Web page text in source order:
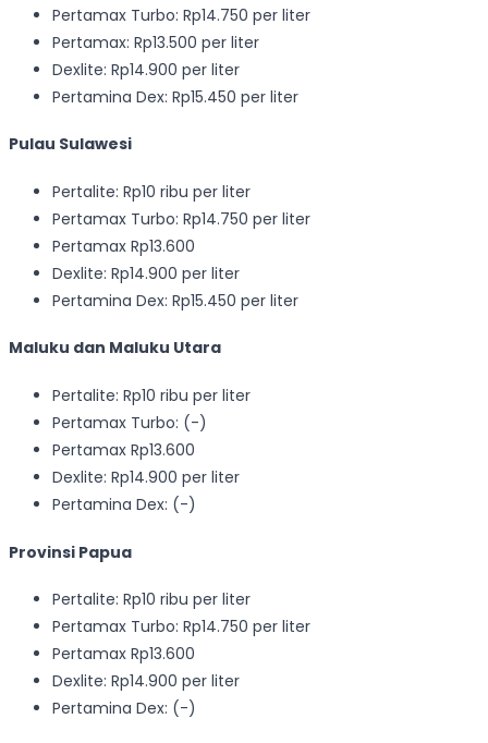
Pertamax Turbo: Rp14.750 per liter
Pertamax: Rp13.500 per liter
Dexlite: Rp14.900 per liter
Pertamina Dex: Rp15.450 per liter
Pulau Sulawesi
Pertalite: Rp10 ribu per liter
Pertamax Turbo: Rp14.750 per liter
Pertamax Rp13.600
Dexlite: Rp14.900 per liter
Pertamina Dex: Rp15.450 per liter
Maluku dan Maluku Utara
Pertalite: Rp10 ribu per liter
Pertamax Turbo: (-)
Pertamax Rp13.600
Dexlite: Rp14.900 per liter
Pertamina Dex: (-)
Provinsi Papua
Pertalite: Rp10 ribu per liter
Pertamax Turbo: Rp14.750 per liter
Pertamax Rp13.600
Dexlite: Rp14.900 per liter
Pertamina Dex: (-)